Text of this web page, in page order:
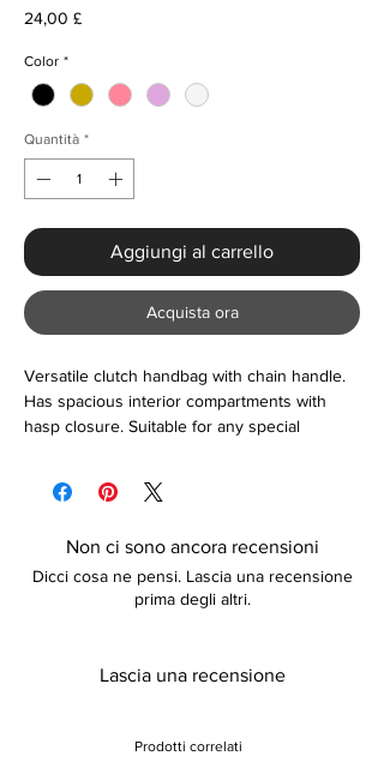
24,00 £Prezzo
Color *
Quantità *
Aggiungi al carrello
Acquista ora
Versatile clutch handbag with chain handle.
Has spacious interior compartments with
hasp closure. Suitable for any special
Size (CM)
Non ci sono ancora recensioni
Dicci cosa ne pensi. Lascia una recensione
prima degli altri.
Lascia una recensione
Prodotti correlati